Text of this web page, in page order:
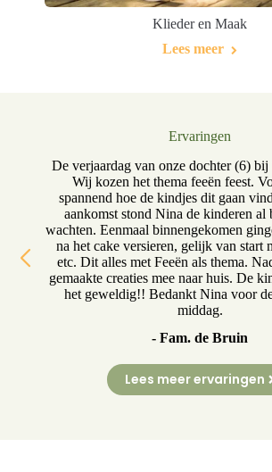
Klieder en Maak
Lees meer
Ervaringen
De verjaardag van onze dochter (6)
Wij kozen het thema feeën feest.
spannend hoe de kindjes dit gaan
aankomst stond Nina de kinderen al
wachten. Eenmaal binnengekomen
na het cake versieren, gelijk van start
etc. Dit alles met Feeën als thema.
gemaakte creaties mee naar huis. De
het geweldig!! Bedankt Nina voor
middag.
- Fam. de Bruin
Lees meer ervaringen